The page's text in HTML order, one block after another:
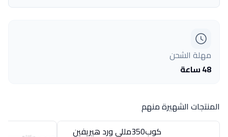
مهلة الشحن
48 ساعة
المنتجات الشهيرة منهم
كوب350مللى ورد هيريفين